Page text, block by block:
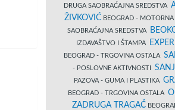
DRUGA SAOBRAĆAJNA SREDSTVA
ŽIVKOVIĆBEOGRAD - MOTORNA
SAOBRAĆAJNA SREDSTVA
IZDAVAŠTVO I ŠTAMPA
BEOGRAD - TRGOVINA OSTALA
- POSLOVNE AKTIVNOSTI
PAZOVA - GUMA I PLASTIKA
BEOGRAD - TRGOVINA OSTALA
ZADRUGA TRAGAČ